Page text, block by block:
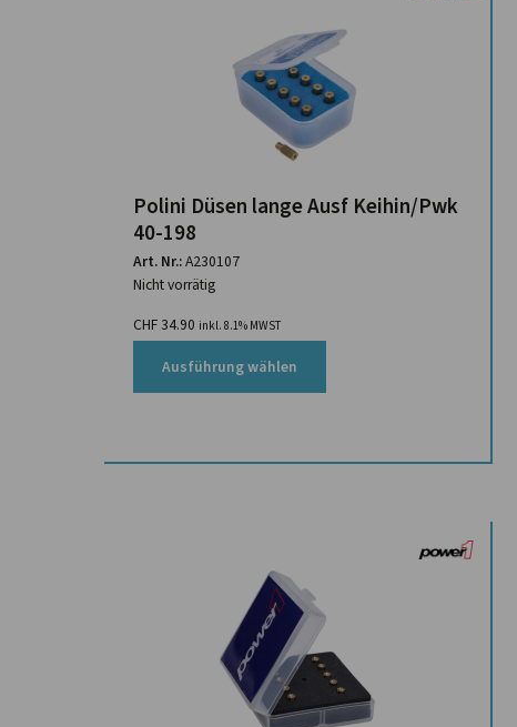
Polini Düsen lange Ausf Keihin/Pwk
40-198
Art. Nr.:A230107
Nicht vorrätig
CHF34.90 inkl. 8.1% MWST
Ausführung wählen